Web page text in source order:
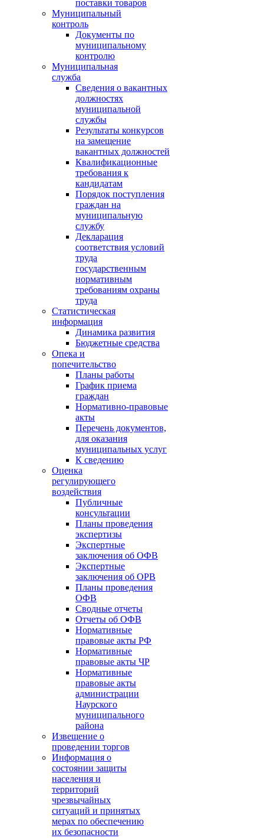
поставки товаров
Муниципальный
контроль
Документы по
муниципальному
контролю
Муниципальная
служба
Сведения о вакантных
должностях
муниципальной
службы
Результаты конкурсов
на замещение
вакантных должностей
Квалификационные
требования к
кандидатам
Порядок поступления
граждан на
муниципальную
службу
Декларация
соответствия условий
труда
государственным
нормативным
требованиям охраны
труда
Статистическая
информация
Динамика развития
Бюджетные средства
Опека и
попечительство
Планы работы
График приема
граждан
Нормативно-правовые
акты
Перечень документов,
для оказания
муниципальных услуг
К сведению
Оценка
регулирующего
воздействия
Публичные
консультации
Планы проведения
экспертизы
Экспертные
заключения об ОФВ
Экспертные
заключения об ОРВ
Планы проведения
ОФВ
Сводные отчеты
Отчеты об ОФВ
Нормативные
правовые акты РФ
Нормативные
правовые акты ЧР
Нормативные
правовые акты
администрации
Наурского
муниципального
района
Извещение о
проведении торгов
Информация о
состоянии защиты
населения и
территорий
чрезвычайных
ситуаций и принятых
мерах по обеспечению
их безопасности